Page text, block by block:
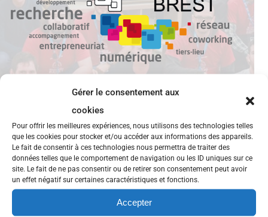
Gérer le consentement aux
cookies
Pour offrir les meilleures expériences, nous utilisons des technologies telles
que les cookies pour stocker et/ou accéder aux informations des appareils.
Le fait de consentir à ces technologies nous permettra de traiter des
données telles que le comportement de navigation ou les ID uniques sur ce
site. Le fait de ne pas consentir ou de retirer son consentement peut avoir
un effet négatif sur certaines caractéristiques et fonctions.
Accepter
Appel à projet Disrupt Campus
L’appel à projets « Disrupt’ Campus » est un dispositif
de soutien aux formations à l’innovation numérique
et à entrepreneuriat, avec des projets étudiants-